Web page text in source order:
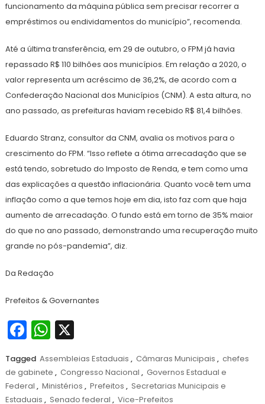
funcionamento da máquina pública sem precisar recorrer a
empréstimos ou endividamentos do município”, recomenda.
Até a última transferência, em 29 de outubro, o FPM já havia
repassado R$ 110 bilhões aos municípios. Em relação a 2020, o
valor representa um acréscimo de 36,2%, de acordo com a
Confederação Nacional dos Municípios (CNM). A esta altura, no
ano passado, as prefeituras haviam recebido R$ 81,4 bilhões.
Eduardo Stranz, consultor da CNM, avalia os motivos para o
crescimento do FPM. “Isso reflete a ótima arrecadação que se
está tendo, sobretudo do Imposto de Renda, e tem como uma
das explicações a questão inflacionária. Quanto você tem uma
inflação como a que temos hoje em dia, isto faz com que haja
aumento de arrecadação. O fundo está em torno de 35% maior
do que no ano passado, demonstrando uma recuperação muito
grande no pós-pandemia”, diz.
Da Redação
Prefeitos & Governantes
Facebook
WhatsApp
X
Tagged Assembleias Estaduais , Câmaras Municipais , chefes
de gabinete , Congresso Nacional , Governos Estadual e
Federal , Ministérios , Prefeitos , Secretarias Municipais e
Estaduais , Senado federal , Vice-Prefeitos